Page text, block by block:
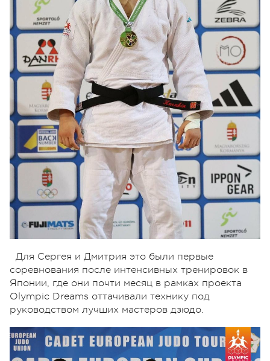
Для Сергея и Дмитрия это были первые
соревнования после интенсивных тренировок в
Японии, где они почти месяц в рамках проекта
Olympic Dreams оттачивали технику под
руководством лучших мастеров дзюдо.